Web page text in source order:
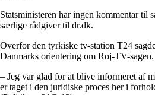
Statsministeren har ingen kommentar til
særlige rådgiver til dr.dk.
Overfor den tyrkiske tv-station T24
Danmarks orientering om Roj-TV-sagen.
– Jeg var glad for at blive informeret af
er taget i den juridiske proces her i